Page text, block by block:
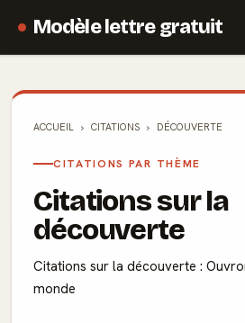
Modèle lettre gratuit
ACCUEIL CITATIONS DÉCOUVERTE
CITATIONS PAR THÈME
Citations sur la
découverte
Citations sur la découverte :
monde